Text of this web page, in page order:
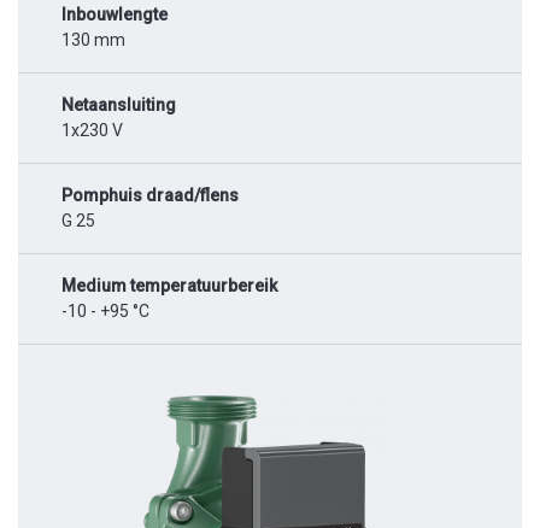
Inbouwlengte
130 mm
Netaansluiting
1x230 V
Pomphuis draad/flens
G 25
Medium temperatuurbereik
-10 - +95 °C